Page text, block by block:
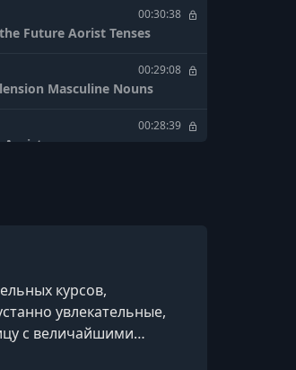
00:30:38
Future Aorist Tenses
00:29:08
Masculine Nouns
00:28:39
Aorist
Dactylic Hexameter
курсов,
увлекательные,
с величайшими